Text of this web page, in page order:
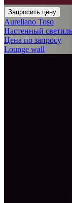
Запросить цену
Aureliano Toso
Настенный
Цена по запросу
Lounge wall